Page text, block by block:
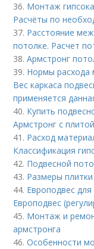
36. Монтаж
Расчёты по
37. Расстояние
потолке. Расчет
38.Армстронг
39. Нормы расхода
Вес каркаса
применяется
40. Купить
Армстронг с
41. Расход
Классификация
42. Подвесной
43. Размеры
44. Европодвес
Европодвес
45. Монтаж и
армстронга
46.Особенности